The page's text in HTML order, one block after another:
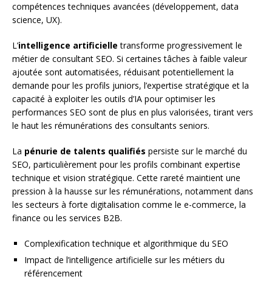
compétences techniques avancées (développement, data
science, UX).
L’intelligence artificielle transforme progressivement le
métier de consultant SEO. Si certaines tâches à faible valeur
ajoutée sont automatisées, réduisant potentiellement la
demande pour les profils juniors, l’expertise stratégique et la
capacité à exploiter les outils d’IA pour optimiser les
performances SEO sont de plus en plus valorisées, tirant vers
le haut les rémunérations des consultants seniors.
La pénurie de talents qualifiés persiste sur le marché du
SEO, particulièrement pour les profils combinant expertise
technique et vision stratégique. Cette rareté maintient une
pression à la hausse sur les rémunérations, notamment dans
les secteurs à forte digitalisation comme le e-commerce, la
finance ou les services B2B.
Complexification technique et algorithmique du SEO
Impact de l’intelligence artificielle sur les métiers du
référencement